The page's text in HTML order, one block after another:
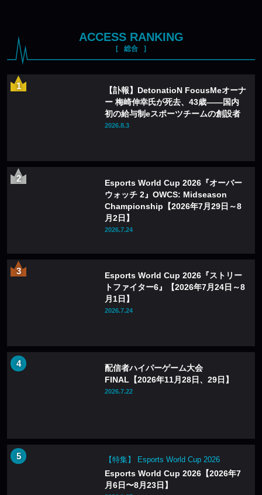
ACCESS RANKING
総合
【訃報】DetonatioN FocusMeオーナ
ー 梅崎伸幸氏が死去、43歳——国内
初の給与制eスポーツチームの創設者
2026.8.3
Esports World Cup 2026『オーバー
ウォッチ 2』OWCS: Midseason
Championship【2026年7月29日～8
月2日】
2026.7.24
Esports World Cup 2026『ストリー
トファイター6』【2026年7月24日～8
月1日】
2026.7.24
配信者ハイパーゲーム大会
FINAL【2026年11月28日、29日】
2026.7.22
【特集】 Esports World Cup 2026
Esports World Cup 2026【2026年7
月6日〜8月23日】